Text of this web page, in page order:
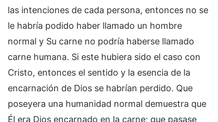
las intenciones de cada persona, entonces no se
le habría podido haber llamado un hombre
normal y Su carne no podría haberse llamado
carne humana. Si este hubiera sido el caso con
Cristo, entonces el sentido y la esencia de la
encarnación de Dios se habrían perdido. Que
poseyera una humanidad normal demuestra que
Él era Dios encarnado en la carne; que pasase